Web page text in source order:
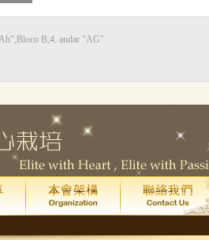
星期五 ) 晚上八點
B,4. andar "AG"